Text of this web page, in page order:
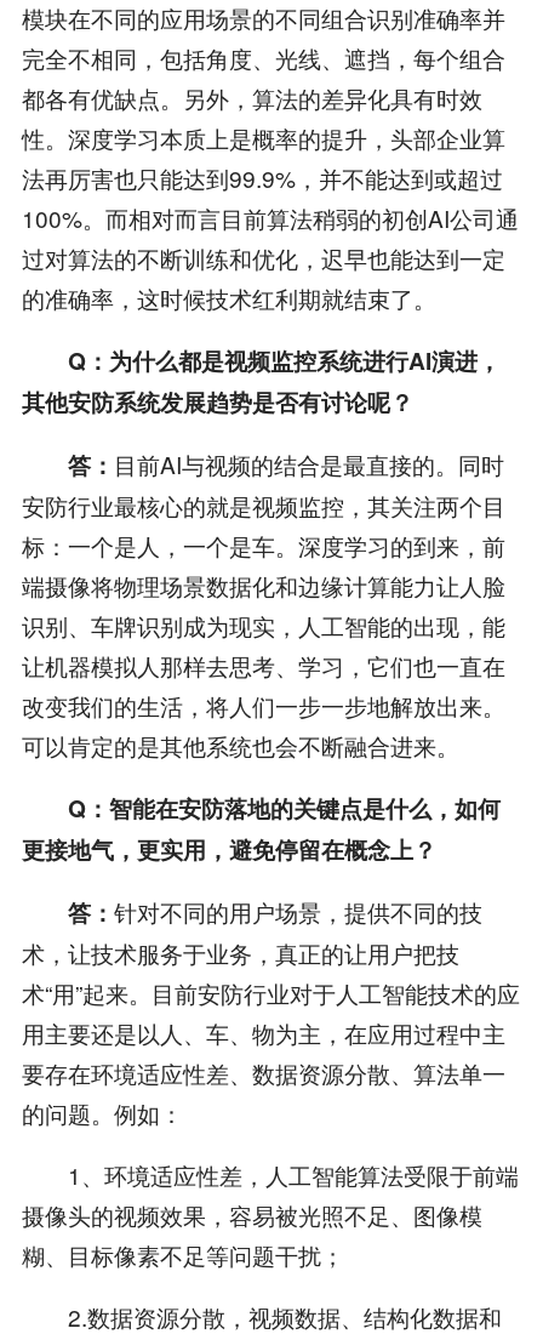
模块在不同的应用场景的不同组合识别准确率并
完全不相同，包括角度、光线、遮挡，每个组合
都各有优缺点。另外，算法的差异化具有时效
性。深度学习本质上是概率的提升，头部企业算
法再厉害也只能达到99.9%，并不能达到或超过
100%。而相对而言目前算法稍弱的初创AI公司通
过对算法的不断训练和优化，迟早也能达到一定
的准确率，这时候技术红利期就结束了。
Q：为什么都是视频监控系统进行AI演进，
其他安防系统发展趋势是否有讨论呢？
答： 目前AI与视频的结合是最直接的。同时
安防行业最核心的就是视频监控，其关注两个目
标：一个是人，一个是车。深度学习的到来，前
端摄像将物理场景数据化和边缘计算能力让人脸
识别、车牌识别成为现实，人工智能的出现，能
让机器模拟人那样去思考、学习，它们也一直在
改变我们的生活，将人们一步一步地解放出来。
可以肯定的是其他系统也会不断融合进来。
Q：智能在安防落地的关键点是什么，如何
更接地气，更实用，避免停留在概念上？
答： 针对不同的用户场景，提供不同的技
术，让技术服务于业务，真正的让用户把技
术“用”起来。目前安防行业对于人工智能技术的应
用主要还是以人、车、物为主，在应用过程中主
要存在环境适应性差、数据资源分散、算法单一
的问题。例如：
1、环境适应性差，人工智能算法受限于前端
摄像头的视频效果，容易被光照不足、图像模
糊、目标像素不足等问题干扰；
2.数据资源分散，视频数据、结构化数据和